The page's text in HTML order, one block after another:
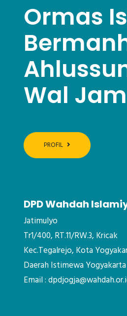
Ormas
Wal
PROFIL
DPD Wahdah
Jatimulyo
Tr1/400, RT.11/RW.3, Kricak
Kec.Tegalrejo, Kota
Daerah Istimewa Yogyakarta
Email :